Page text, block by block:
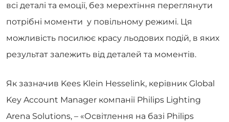
всі деталі та емоції, без мерехтіння переглянути
потрібні моменти у повільному режимі. Ця
можливість посилює красу льодових подій, в яких
результат залежить від деталей та моментів.
Як зазначив Kees Klein Hesselink, керівник Global
Key Account Manager компанії Philips Lighting
Arena Solutions, – «Освітлення на базі Philips